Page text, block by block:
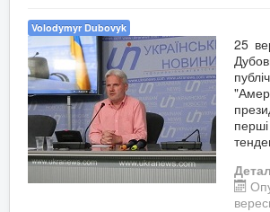
Volodymyr Dubovyk
25